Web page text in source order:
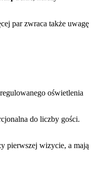
par zwraca także uwagę
oświetlenia
do liczby gości.
pierwszej wizycie, a mają